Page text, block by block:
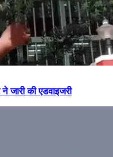
जारी की एडवाइजरी